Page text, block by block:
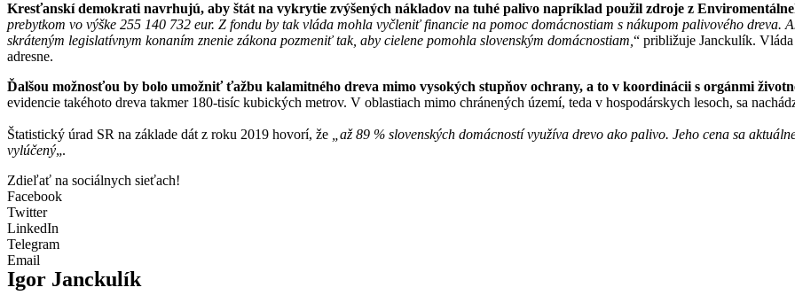
Kresťanskí demokrati navrhujú, aby štát na vykrytie zvýšených nákladov na tuhé palivo napríklad použil zdroje z
prebytkom vo výške 255 140 732 eur. Z fondu by tak vláda mohla vyčleniť financie na pomoc domácnostiam s nákupom palivového dreva.
skráteným legislatívnym konaním znenie zákona pozmeniť tak, aby cielene pomohla slovenským domácnostiam, “ približuje Janckulík.
adresne.
Ďalšou možnosťou by bolo umožniť ťažbu kalamitného dreva mimo vysokých stupňov ochrany, a to v koordinácii s orgánmi
evidencie takéhoto dreva takmer 180-tisíc kubických metrov. V oblastiach mimo chránených území, teda v hospodárskych lesoch, sa
Štatistický úrad SR na základe dát z roku 2019 hovorí, že
„až 89 % slovenských domácností využíva drevo ako palivo. Jeho cena sa
vylúčený„.
Zdieľať na sociálnych sieťach!
Facebook
Twitter
LinkedIn
Telegram
Email
Igor Janckulík